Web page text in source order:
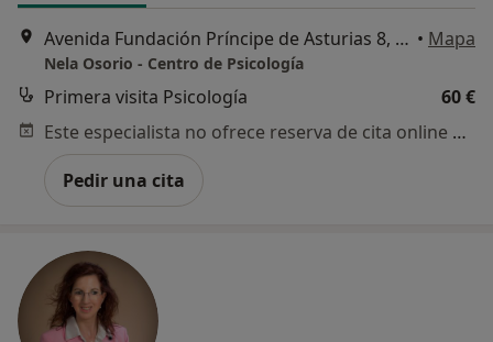
Avenida Fundación Príncipe de Asturias 8, Oviedo • Mapa
Nela Osorio - Centro de Psicología
Primera visita Psicología
60 €
Este especialista no ofrece reserva de cita online en esta dirección.
Pedir una cita